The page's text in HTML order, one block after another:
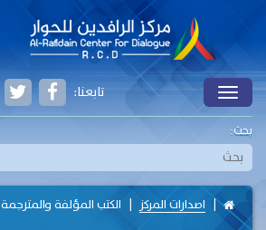
Toggle تابعنا:
بحث:
اصدارات المركز الكتب المؤلفة والمترجمة